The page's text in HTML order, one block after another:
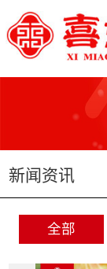
新闻资讯
全部